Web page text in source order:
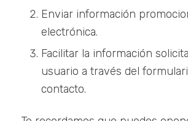
Enviar información
electrónica.
Facilitar la información
usuario a través del
contacto.